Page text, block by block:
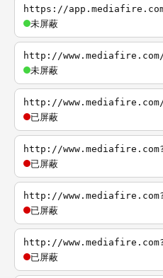
https://
未屏蔽
http://
未屏蔽
http://www.mediafire.com/
已屏蔽
http://
已屏蔽
http://
已屏蔽
http://
已屏蔽